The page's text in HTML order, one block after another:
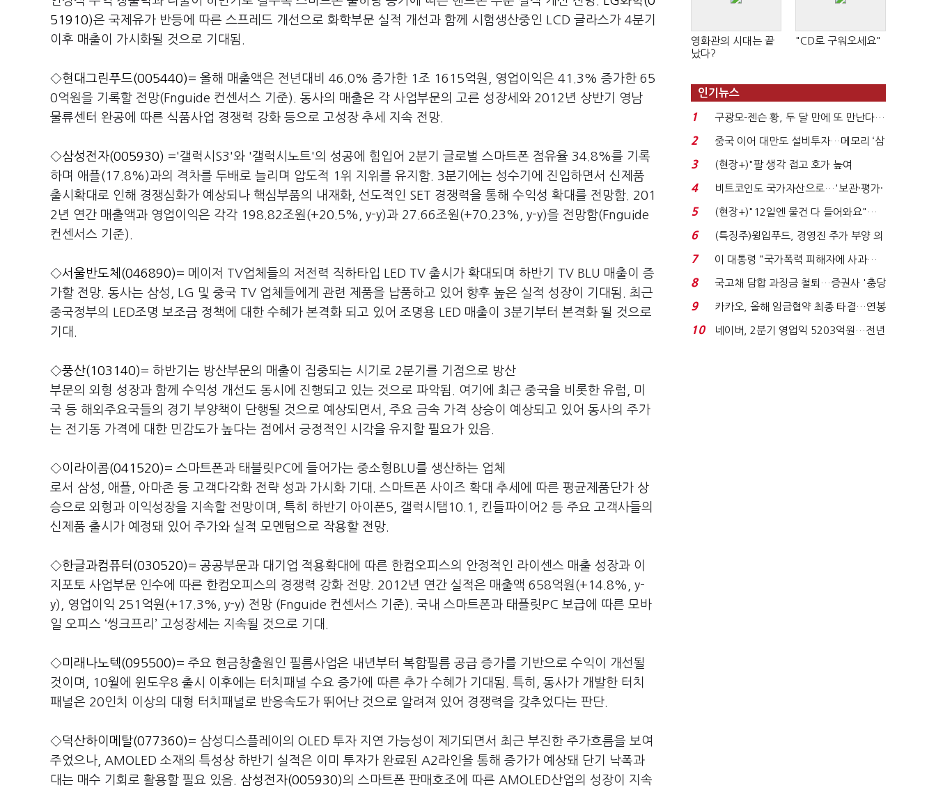
51910)은 국제유가 반등에 따른 스프레드 개선으로 화학부문 실적 개선과 함께 시험생산중인 LCD 글라스가 4분기
이후 매출이 가시화될 것으로 기대됨.
◇현대그린푸드(005440)= 올해 매출액은 전년대비 46.0% 증가한 1조 1615억원, 영업이익은 41.3% 증가한 65
0억원을 기록할 전망(Fnguide 컨센서스 기준). 동사의 매출은 각 사업부문의 고른 성장세와 2012년 상반기 영남
물류센터 완공에 따른 식품사업 경쟁력 강화 등으로 고성장 추세 지속 전망.
◇삼성전자(005930) ='갤럭시S3'와 '갤럭시노트'의 성공에 힘입어 2분기 글로벌 스마트폰 점유율 34.8%를 기록
하며 애플(17.8%)과의 격차를 두배로 늘리며 압도적 1위 지위를 유지함. 3분기에는 성수기에 진입하면서 신제품
출시확대로 인해 경쟁심화가 예상되나 핵심부품의 내재화, 선도적인 SET 경쟁력을 통해 수익성 확대를 전망함. 201
2년 연간 매출액과 영업이익은 각각 198.82조원(+20.5%, y-y)과 27.66조원(+70.23%, y-y)을 전망함(Fnguide
컨센서스 기준).
◇서울반도체(046890)= 메이저 TV업체들의 저전력 직하타입 LED TV 출시가 확대되며 하반기 TV BLU 매출이 증
가할 전망. 동사는 삼성, LG 및 중국 TV 업체들에게 관련 제품을 납품하고 있어 향후 높은 실적 성장이 기대됨. 최근
중국정부의 LED조명 보조금 정책에 대한 수혜가 본격화 되고 있어 조명용 LED 매출이 3분기부터 본격화 될 것으로
기대.
◇풍산(103140)= 하반기는 방산부문의 매출이 집중되는 시기로 2분기를 기점으로 방산
부문의 외형 성장과 함께 수익성 개선도 동시에 진행되고 있는 것으로 파악됨. 여기에 최근 중국을 비롯한 유럽, 미
국 등 해외주요국들의 경기 부양책이 단행될 것으로 예상되면서, 주요 금속 가격 상승이 예상되고 있어 동사의 주가
는 전기동 가격에 대한 민감도가 높다는 점에서 긍정적인 시각을 유지할 필요가 있음.
◇이라이콤(041520)= 스마트폰과 태블릿PC에 들어가는 중소형BLU를 생산하는 업체
로서 삼성, 애플, 아마존 등 고객다각화 전략 성과 가시화 기대. 스마트폰 사이즈 확대 추세에 따른 평균제품단가 상
승으로 외형과 이익성장을 지속할 전망이며, 특히 하반기 아이폰5, 갤럭시탭10.1, 킨들파이어2 등 주요 고객사들의
신제품 출시가 예정돼 있어 주가와 실적 모멘텀으로 작용할 전망.
◇한글과컴퓨터(030520)= 공공부문과 대기업 적용확대에 따른 한컴오피스의 안정적인 라이센스 매출 성장과 이
지포토 사업부문 인수에 따른 한컴오피스의 경쟁력 강화 전망. 2012년 연간 실적은 매출액 658억원(+14.8%, y-
y), 영업이익 251억원(+17.3%, y-y) 전망 (Fnguide 컨센서스 기준). 국내 스마트폰과 태플릿PC 보급에 따른 모바
일 오피스 ‘씽크프리’ 고성장세는 지속될 것으로 기대.
◇미래나노텍(095500)= 주요 현금창출원인 필름사업은 내년부터 복합필름 공급 증가를 기반으로 수익이 개선될
것이며, 10월에 윈도우8 출시 이후에는 터치패널 수요 증가에 따른 추가 수혜가 기대됨. 특히, 동사가 개발한 터치
패널은 20인치 이상의 대형 터치패널로 반응속도가 뛰어난 것으로 알려져 있어 경쟁력을 갖추었다는 판단.
◇덕산하이메탈(077360)= 삼성디스플레이의 OLED 투자 지연 가능성이 제기되면서 최근 부진한 주가흐름을 보여
주었으나, AMOLED 소재의 특성상 하반기 실적은 이미 투자가 완료된 A2라인을 통해 증가가 예상돼 단기 낙폭과
대는 매수 기회로 활용할 필요 있음. 삼성전자(005930)의 스마트폰 판매호조에 따른 AMOLED산업의 성장이 지속
영화관의 시대는 끝
났다?
"CD로 구워오세요"
인기뉴스
1
구광모-젠슨 황, 두 달 만에 또 만난다…
로봇·AI 등 논...
2
중국 이어 대만도 설비투자…메모리 ‘삼
국전쟁’
3
(현장+)"팔 생각 접고 호가 높여
요"…'덜 똘똘한 한 채' 20...
4
비트코인도 국가자산으로…'보관·평가·
처분' 기준은 ...
5
(현장+)"12일엔 물건 다 들어와요"…
빈 매대 채우며 문 연 ...
6
(특징주)윙입푸드, 경영진 주가 부양 의
지에 상한가...
7
이 대통령 "국가폭력 피해자에 사과…
적극적 조사로 진...
8
국고채 담합 과징금 철퇴…증권사 '충당
금 폭탄' 우려...
9
카카오, 올해 임금협약 최종 타결…연봉
6.3% 인상·격려...
10
네이버, 2분기 영업익 5203억원…전년